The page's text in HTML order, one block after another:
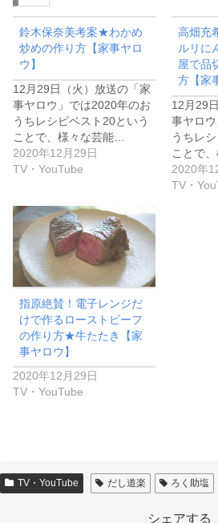
鈴木保奈美考案★わかめ
炒めの作り方【家事ヤロ
ウ】
12月29日（火）放送の「家
事ヤロウ」では2020年のお
うちレシピベスト20という
ことで、様々な芸能…
2020年12月29日
TV・YouTube
高畑充
ルリに
屋で品
方【家
12月29
事ヤロ
うちレ
ことで
2020年
TV・
指原絶賛！電子レンジだ
けで作るローストビーフ
の作り方★牛たたき【家
事ヤロウ】
2020年12月29日
TV・YouTube
TV・YouTube だし道楽 ろく助塩
シェアする